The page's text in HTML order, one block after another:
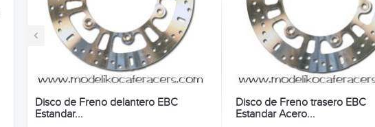
‹
Disco de Freno delantero EBC
Estandar...
Disco de Freno trasero EBC
Estandar Acero...